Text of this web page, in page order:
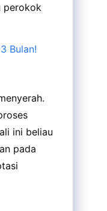
perokok
Bulan!
ini beliau
pada